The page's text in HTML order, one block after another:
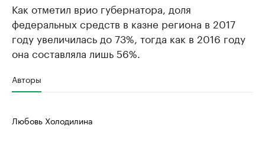
Как отметил врио губернатора, доля
федеральных средств в казне региона в 2017
году увеличилась до 73%, тогда как в 2016 году
она составляла лишь 56%.
Авторы
Любовь Холодилина